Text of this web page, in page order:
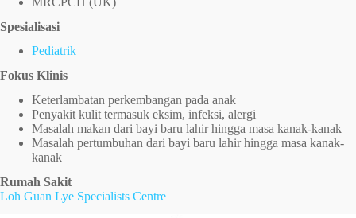
Spesialisasi
Pediatrik
Fokus Klinis
Keterlambatan perkembangan pada anak
Penyakit kulit termasuk eksim, infeksi, alergi
Masalah makan dari bayi baru lahir hingga masa kanak-kanak
Masalah pertumbuhan dari bayi baru lahir hingga masa kanak-
kanak
Rumah Sakit
Loh Guan Lye Specialists Centre